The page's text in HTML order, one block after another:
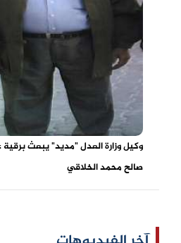
وكيل وزارة العدل "مديد" يبعث
صالح محمد الخلاقي